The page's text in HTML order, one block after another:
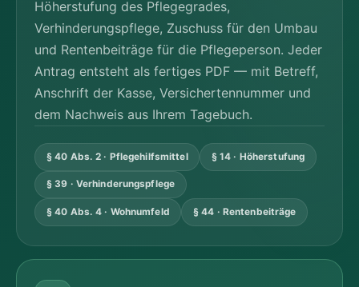
Höherstufung des Pflegegrades,
Verhinderungspflege, Zuschuss für den Umbau
und Rentenbeiträge für die Pflegeperson. Jeder
Antrag entsteht als fertiges PDF — mit Betreff,
Anschrift der Kasse, Versichertennummer und
dem Nachweis aus Ihrem Tagebuch.
§ 40 Abs. 2 · Pflegehilfsmittel § 14 · Höherstufung
§ 39 · Verhinderungspflege
§ 40 Abs. 4 · Wohnumfeld § 44 · Rentenbeiträge